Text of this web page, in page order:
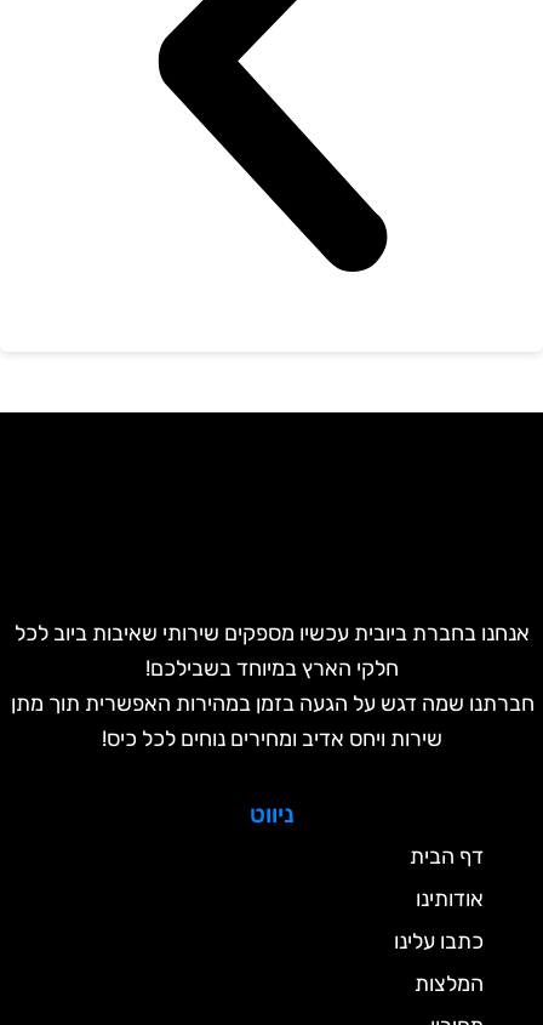
בחברת ביובית עכשיו מספקים שירותי שאיבות ביוב לכל
חלקי הארץ במיוחד בשבילכם!
שמה דגש על הגעה בזמן במהירות האפשרית תוך מתן
שירות ויחס אדיב ומחירים נוחים לכל כיס!
ניווט
דף הבית
אודותינו
כתבו עלינו
המלצות